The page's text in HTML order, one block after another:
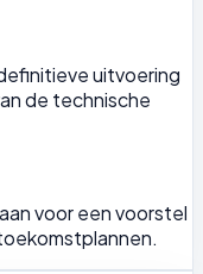
uitvoering
de technische
voor een voorstel